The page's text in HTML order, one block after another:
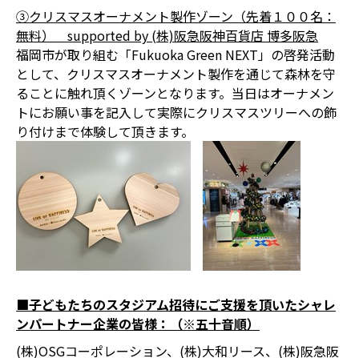
③クリスマスオーナメント製作ゾーン（先着１００名：
無料） supported by (株)阪急阪神百貨店 博多阪急
福岡市が取り組む「Fukuoka Green NEXT」の啓発活動
として、クリスマスオーナメント製作を通じて森林を守
ることに触れ頂くゾーンとなります。当日はオーナメン
トにお願い事を記入して実際にクリスマスツリーへの飾
り付けまで体験して頂きます。
■子どもたちのスタジアム招待にご支援を頂いたシャレ
ンパートナー企業の皆様：（※五十音順）
(株)OSGコーポレーション、(株)大和リース、(株)阪急阪